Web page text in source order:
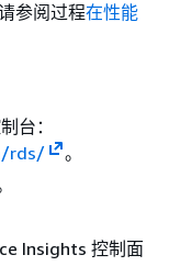
参阅过程在性能
台：
rds/
。
Insights 控制面